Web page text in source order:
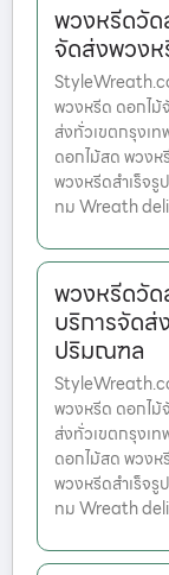
พวงหรีดวั
จัดส่งพวงห
พวงหรีด ดอกไม้
ส่งทั่วเขตกรุงเ
ดอกไม้สด พวง
พวงหรีดสำเร็จ
ทม Wreath
พวงหรีดวัด
บริการจัดส่
ปริมณฑล
พวงหรีด ดอกไม้
ส่งทั่วเขตกรุงเ
ดอกไม้สด พวง
พวงหรีดสำเร็จ
ทม Wreath